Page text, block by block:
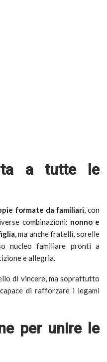
a tutte le
formate da familiari , con
combinazioni: nonno e
, ma anche fratelli, sorelle
nucleo familiare pronti a
e allegria.
di vincere, ma soprattutto
di rafforzare i legami
per unire le